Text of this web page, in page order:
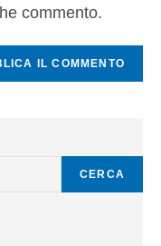
commento.
CERCA